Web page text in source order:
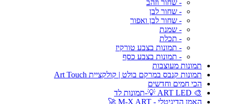
- שחור וזהב
- שחור לבן
- שחור לבן ואפור
- שמנת
- תכלת
- תמונות בצבע טורקיז
- תמונות בצבע כסף
תמונות מעוצבות
תמונות קנבס במרקם בולט | קולקציית Art Touch
הכי חמים וחדשים
🎨 ART LED 💡-תמונות לד
האמן הדיגיטלי - M-X ART 🚀